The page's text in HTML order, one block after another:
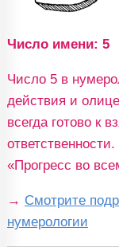
Число имени: 5
Число 5 в
действия и
всегда готово к
«Прогресс во
→ Смотрите
нумерологии